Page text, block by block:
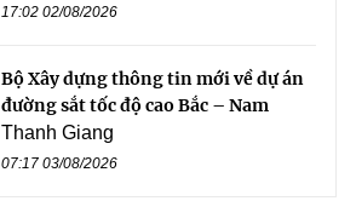
17:02 02/08/2026
Bộ Xây dựng thông tin mới về dự án
đường sắt tốc độ cao Bắc – Nam
Thanh Giang
07:17 03/08/2026